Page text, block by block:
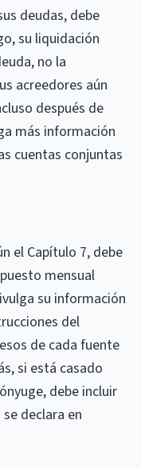
deudas, debe
su liquidación
no la
acreedores aún
después de
más información
cuentas conjuntas
el Capítulo 7, debe
mensual
su información
del
de cada fuente
si está casado
debe incluir
declara en